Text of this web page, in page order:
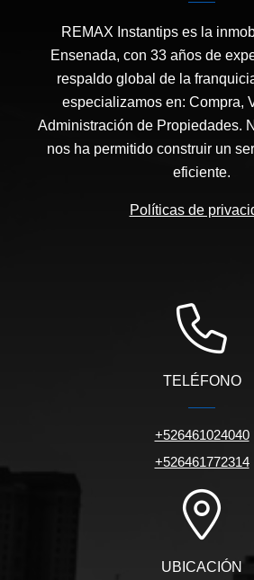
REMAX Instantips es la
Ensenada, con 33 años de
respaldo global de la
especializamos en: Compra,
Administración de Propiedades.
nos ha permitido construir un
eficiente.
Políticas de
TELÉFONO
+526461024040
+526461772314
UBICACIÓN